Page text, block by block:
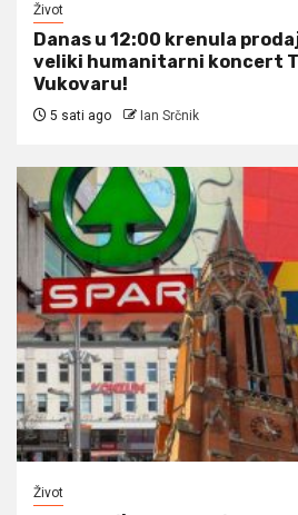
Život
Danas u 12:00 krenula
veliki humanitarni koncert
Vukovaru!
5 sati ago Ian Srčnik
Život